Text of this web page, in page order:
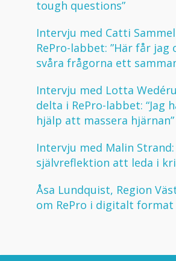
tough questions”
Intervju med Catti
RePro-labbet: ”Här får jag
svåra frågorna ett
Intervju med Lotta
delta i RePro-labbet: “Jag
hjälp att massera hjärnan”
Intervju med Malin
självreflektion att leda i
Åsa Lundquist, Region
om RePro i digitalt format